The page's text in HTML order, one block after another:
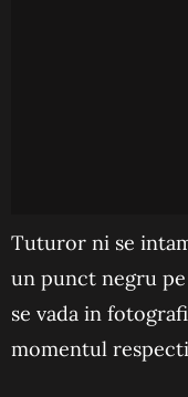
Tuturor ni se
un punct negru
se vada in
momentul